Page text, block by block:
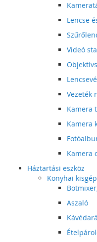
Lencse
Videó
Vezeték
Kamera
Kamera
Kamera
Háztartási eszköz
Konyhai
Aszaló